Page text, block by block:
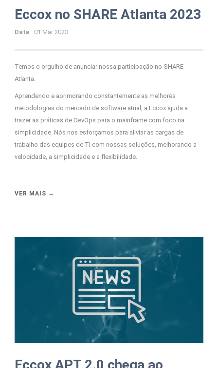
Eccox no SHARE Atlanta 2023
Date 01 Mar 2023
Temos o orgulho de anunciar nossa participação no SHARE
Atlanta.
Aprendendo e aprimorando constantemente as melhores
metodologias do mercado de software atual, a Eccox ajuda a
trazer as práticas de DevOps para o mainframe com foco na
simplicidade. Nós nos esforçamos para aliviar as cargas de
trabalho das equipes de TI com nossas soluções, melhorando a
velocidade, a simplicidade e a flexibilidade.
VER MAIS →